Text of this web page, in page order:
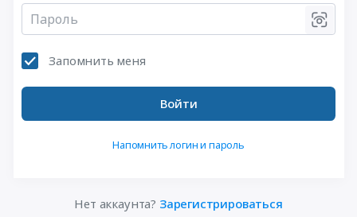
Запомнить меня
Войти
Напомнить логин и пароль
Нет аккаунта? Зарегистрироваться